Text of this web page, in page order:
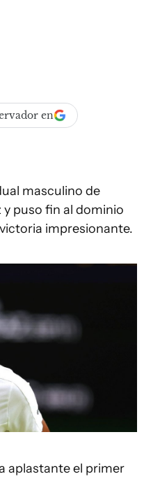
en
masculino de
puso fin al dominio
impresionante.
aplastante el primer